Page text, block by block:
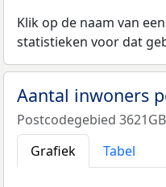
Klik op de naam van
statistieken voor dat
Aantal inwoners
Postcodegebied
Grafiek
Tabel